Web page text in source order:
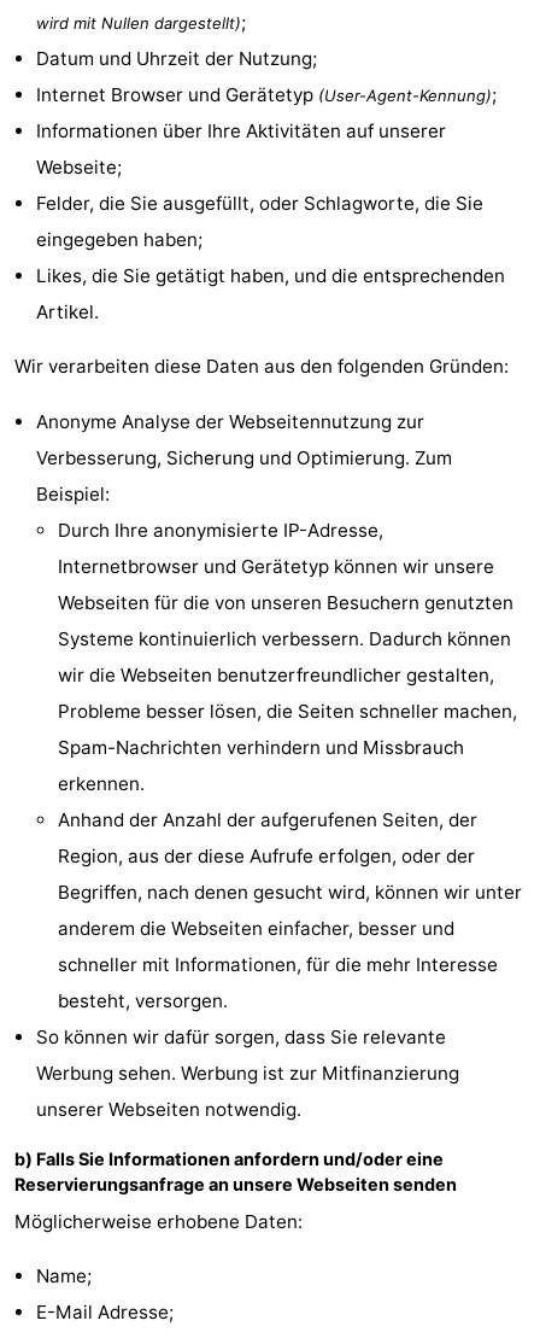
Reiten
Surfen
Essen
trinken
Veranstaltungen
Praktisch
Parken
Küstetram
Medizin
Adressen
Region
Küste
Knokke-
Blankenberge
Wenduine
-
De
Haan
-
Bredene
-
Ostende
wird mit Nullen dargestellt);
Datum und Uhrzeit der Nutzung;
Internet Browser und Gerätetyp (User-Agent-Kennung);
Informationen über Ihre Aktivitäten auf unserer
Webseite;
Felder, die Sie ausgefüllt, oder Schlagworte, die Sie
eingegeben haben;
Likes, die Sie getätigt haben, und die entsprechenden
Artikel.
Wir verarbeiten diese Daten aus den folgenden Gründen:
Anonyme Analyse der Webseitennutzung zur
Verbesserung, Sicherung und Optimierung. Zum
Beispiel:
Durch Ihre anonymisierte IP-Adresse,
Internetbrowser und Gerätetyp können wir unsere
Webseiten für die von unseren Besuchern genutzten
Systeme kontinuierlich verbessern. Dadurch können
wir die Webseiten benutzerfreundlicher gestalten,
Probleme besser lösen, die Seiten schneller machen,
Spam-Nachrichten verhindern und Missbrauch
erkennen.
Anhand der Anzahl der aufgerufenen Seiten, der
Region, aus der diese Aufrufe erfolgen, oder der
Begriffen, nach denen gesucht wird, können wir unter
anderem die Webseiten einfacher, besser und
schneller mit Informationen, für die mehr Interesse
besteht, versorgen.
So können wir dafür sorgen, dass Sie relevante
Werbung sehen. Werbung ist zur Mitfinanzierung
unserer Webseiten notwendig.
b) Falls Sie Informationen anfordern und/oder eine
Reservierungsanfrage an unsere Webseiten senden
Möglicherweise erhobene Daten:
Name;
E-Mail Adresse;